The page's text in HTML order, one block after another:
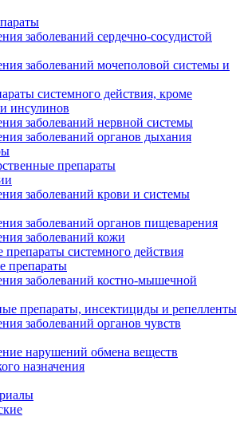
заболеваний сердечно-сосудистой
заболеваний мочеполовой системы и
системного действия, кроме
инсулинов
заболеваний нервной системы
заболеваний органов дыхания
препараты
заболеваний крови и системы
заболеваний органов пищеварения
заболеваний кожи
системного действия
препараты
заболеваний костно-мышечной
препараты, инсектициды и репелленты
заболеваний органов чувств
нарушений обмена веществ
назначения